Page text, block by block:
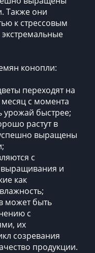
Также они
к стрессовым
конопли:
переходят на
месяц с момента
урожай быстрее;
растут в
выращены
с
и
как
может быть
с
их
созревания
продукции.